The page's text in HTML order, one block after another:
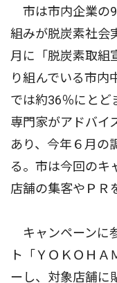
市は市内企業の
組みが脱炭素社会
月に「脱炭素取組
り組んでいる市内
では約36％にとど
専門家がアドバイ
あり、今年６月の
る。市は今回のキ
店舗の集客やＰＲ
キャンペーンに
ト「ＹＯＫＯＨＡ
ーし、対象店舗に